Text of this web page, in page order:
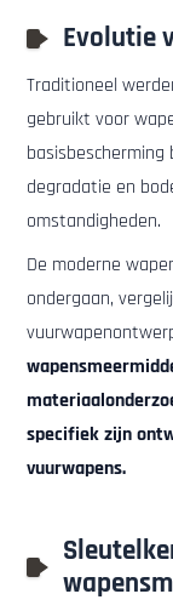
Evolutie
Traditioneel
gebruikt voor
degradatie en
omstandigheden.
De moderne
ondergaan,
specifiek zijn
vuurwapens.